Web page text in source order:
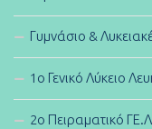
Γυμνάσιο &
1ο Γενικό Λύκειο
2ο Πειραματικό